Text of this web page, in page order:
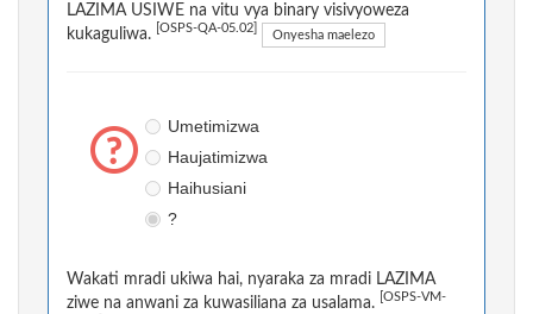
LAZIMA USIWE na vitu vya binary visivyoweza
kukaguliwa.
[OSPS-QA-05.02] Onyesha maelezo
Umetimizwa
Haujatimizwa
Haihusiani
?
Wakati mradi ukiwa hai, nyaraka za mradi LAZIMA
ziwe na anwani za kuwasiliana za usalama.
[OSPS-VM-